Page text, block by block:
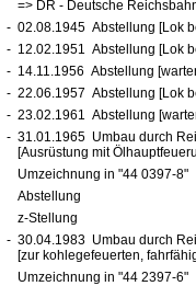
=> DR - Deutsche
- 02.08.1945 Abstellung [Lok
- 12.02.1951 Abstellung [Lok
- 14.11.1956 Abstellung
- 22.06.1957 Abstellung [Lok
- 23.02.1961 Abstellung
- 31.01.1965 Umbau durch
[Ausrüstung mit
Umzeichnung in "44 0397-8"
Abstellung
z-Stellung
- 30.04.1983 Umbau durch
[zur kohlegefeuerten,
Umzeichnung in "44 2397-6"